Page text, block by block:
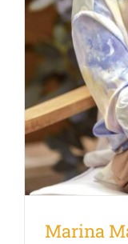
Marina